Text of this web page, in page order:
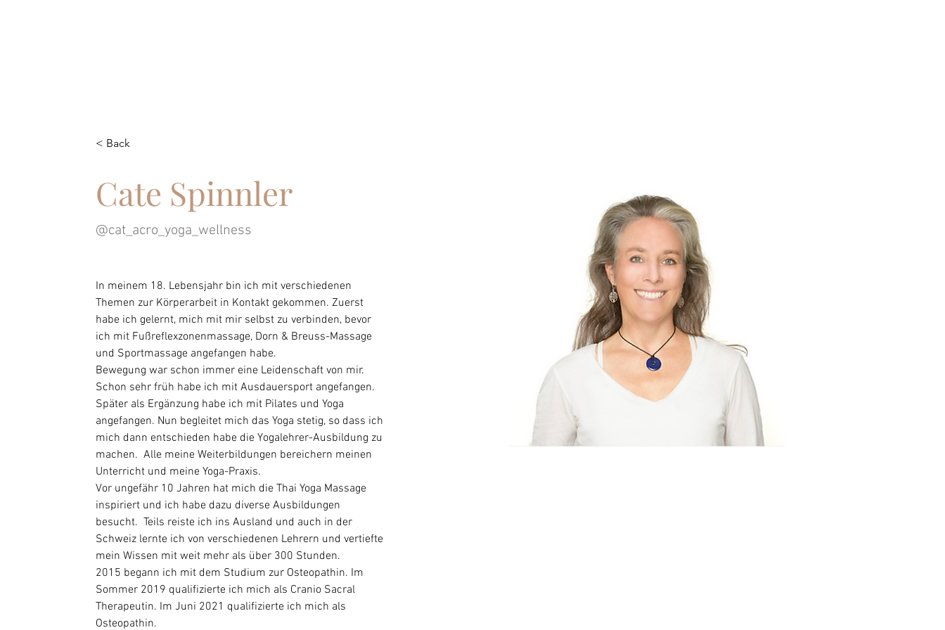
< Back
Cate Spinnler
@cat_acro_yoga_wellness
In meinem 18. Lebensjahr bin ich mit verschiedenen
Themen zur Körperarbeit in Kontakt gekommen. Zuerst
habe ich gelernt, mich mit mir selbst zu verbinden, bevor
ich mit Fußreflexzonenmassage, Dorn & Breuss-Massage
und Sportmassage angefangen habe.
​Bewegung war schon immer eine Leidenschaft von mir.
Schon sehr früh habe ich mit Ausdauersport angefangen.
Später als Ergänzung habe ich mit Pilates und Yoga
angefangen. Nun begleitet mich das Yoga stetig, so dass ich
mich dann entschieden habe die Yogalehrer-Ausbildung zu
machen.  Alle meine Weiterbildungen bereichern meinen
Unterricht und meine Yoga-Praxis.
​Vor ungefähr 10 Jahren hat mich die Thai Yoga Massage
inspiriert und ich habe dazu diverse Ausbildungen
besucht.  Teils reiste ich ins Ausland und auch in der
Schweiz lernte ich von verschiedenen Lehrern und vertiefte
mein Wissen mit weit mehr als über 300 Stunden.
​2015 begann ich mit dem Studium zur Osteopathin. Im
Sommer 2019 qualifizierte ich mich als Cranio Sacral
Therapeutin. Im Juni 2021 qualifizierte ich mich als
Osteopathin.